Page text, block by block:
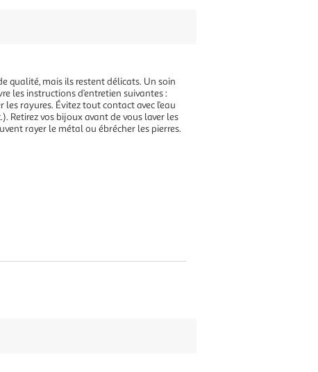
qualité, mais ils restent délicats. Un soin
les instructions d’entretien suivantes :
rayures. Évitez tout contact avec l’eau
Retirez vos bijoux avant de vous laver les
rayer le métal ou ébrécher les pierres.